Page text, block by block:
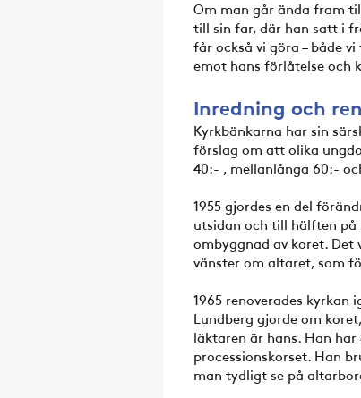
Om man går ända fram
till sin far, där han satt i
får också vi göra – både
emot hans förlåtelse och
Inredning och
Kyrkbänkarna har sin
förslag om att olika
40:- , mellanlånga 60:-
1955 gjordes en del
utsidan och till hälften på
ombyggnad av koret.
vänster om altaret, som
1965 renoverades kyrkan
Lundberg gjorde om
läktaren är hans. Han
processionskorset. Han
man tydligt se på